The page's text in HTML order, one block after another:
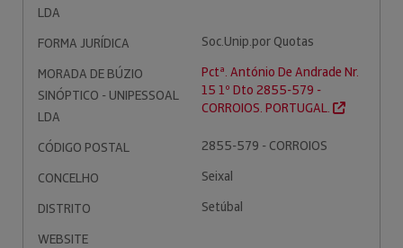
LDA
FORMA JURÍDICA
Soc.Unip.por Quotas
MORADA DE BÚZIO
SINÓPTICO - UNIPESSOAL
LDA
Pctª. António De Andrade Nr.
15 1º Dto 2855-579 -
CORROIOS. PORTUGAL.
CÓDIGO POSTAL
2855-579 - CORROIOS
CONCELHO
Seixal
DISTRITO
Setúbal
WEBSITE